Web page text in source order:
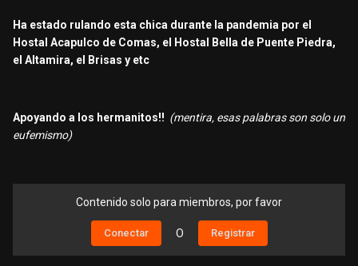
Ha estado rulando esta chica durante la pandemia por el
Hostal Acapulco de Comas, el Hostal Bella de Puente Piedra,
el Altamira, el Brisas y etc
Apoyando a los hermanitos!! (mentira, esas palabras son solo un
eufemismo)
Contenido solo para miembros, por favor
Conectar O Registrar